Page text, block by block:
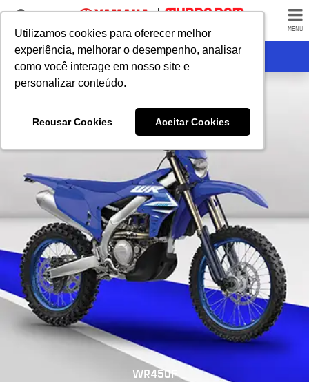
Utilizamos cookies para oferecer melhor
experiência, melhorar o desempenho, analisar
como você interage em nosso site e
personalizar conteúdo.
Recusar Cookies Aceitar Cookies
Utilizamos cookies para oferecer melhor
experiência, melhorar o desempenho, analisar
como você interage em nosso site e
personalizar conteúdo.
Recusar Cookies Aceitar Cookies
LOJAS MENU
RECEBA CONTATO
WR450F